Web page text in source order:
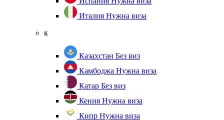
Италия Нужна виза
к
Казахстан Без виз
Камбоджа Нужна виза
Катар Без виз
Кения Нужна виза
Кипр Нужна виза